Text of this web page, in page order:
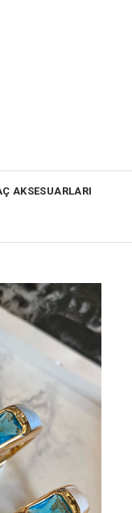
AKSESUARLARI